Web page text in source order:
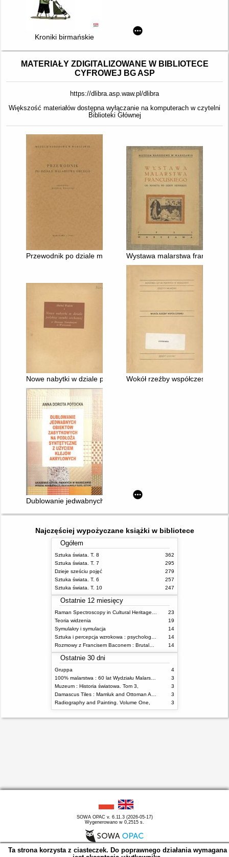
Kroniki birmańskie
MATERIAŁY ZDIGITALIZOWANE W BIBLIOTECE
CYFROWEJ BG ASP
https://dlibra.asp.waw.pl/dlibra
Większość materiałów dostępna wyłączanie na komputerach w czytelni
Biblioteki Głównej
Przewodnik po dziale malarstwa obcegoWystawa malarstwa
Nowe nabytki w dziale polskiej sztuki cechowej w Muzeum
Wokół rzeźby współczesnej
Dublowanie jedwabnych obiektów zabytkowych na podłoża
Najczęściej wypożyczane książki w bibliotece
Ogółem
Sztuka świata. T. 8
362
Sztuka świata. T. 7
295
Dzieje sześciu pojęć
279
Sztuka świata. T. 6
257
Sztuka świata. T. 10
247
Ostatnie 12 miesięcy
23
Teoria widzenia
19
Symulakry i symulacja
14
14
14
Ostatnie 30 dni
Gruppa
4
3
Muzeum : Historia światowa. Tom 3,
3
3
Radiography and Painting. Volume One,
3
SOWA OPAC v. 6.11.3 (2026-05-17)
Wygenerowano w 0,2515 s.
Ta strona korzysta z ciasteczek. Do poprawnego działania wymagana